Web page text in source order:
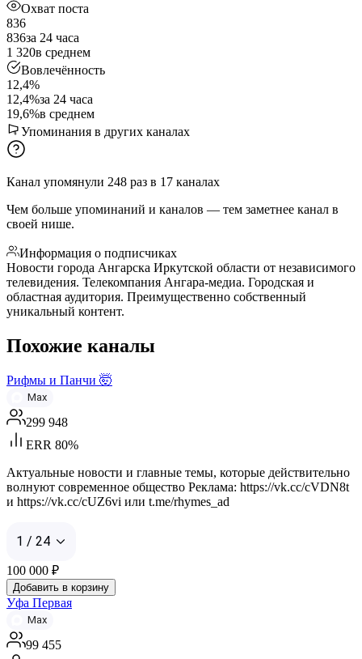
Охват поста
836
836за 24 часа
1 320в среднем
Вовлечённость
12,4%
12,4%за 24 часа
19,6%в среднем
Упоминания в других каналах
Канал упомянули 248 раз в 17 каналах
Чем больше упоминаний и каналов — тем заметнее канал в
своей нише.
Информация о подписчиках
Новости города Ангарска Иркутской области от независимого
телевидения. Телекомпания Ангара-медиа. Городская и
областная аудитория. Преимущественно собственный
уникальный контент.
Похожие каналы
Рифмы и Панчи 🤯
Max
299 948
ERR 80%
Актуальные новости и главные темы, которые действительно
волнуют современное общество Реклама: https://vk.cc/cVDN8t
и https://vk.cc/cUZ6vi или t.me/rhymes_ad
1 / 24
100 000 ₽
Добавить в корзину
Уфа Первая
Max
99 455